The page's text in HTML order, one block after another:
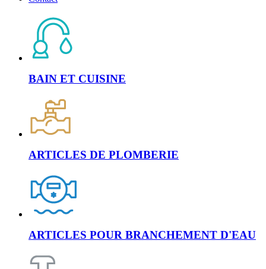
BAIN ET CUISINE
ARTICLES DE PLOMBERIE
ARTICLES POUR BRANCHEMENT D'EAU